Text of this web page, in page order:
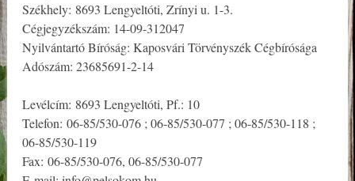
Székhely: 8693 Lengyeltóti, Zrínyi u. 1-3.
Cégjegyzékszám: 14-09-312047
Nyilvántartó Bíróság: Kaposvári Törvényszék Cégbírósága
Adószám: 23685691-2-14
Levélcím: 8693 Lengyeltóti, Pf.: 10
Telefon: 06-85/530-076 ; 06-85/530-077 ; 06-85/530-118 ;
06-85/530-119
Fax: 06-85/530-076, 06-85/530-077